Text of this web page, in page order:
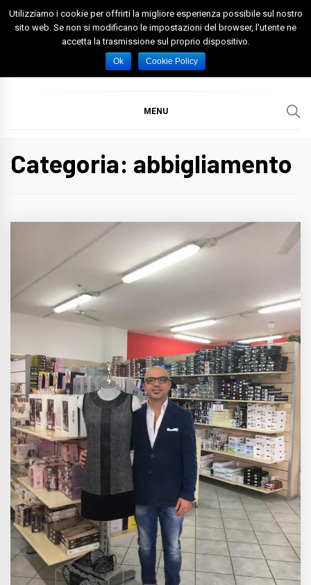
Skip
Spazio Foggia
Foggia News Calcio Eventi e Attività nella Capitanata
MENU
Categoria: abbigliamento
Utilizziamo i cookie per offrirti la migliore esperienza possibile sul nostro
sito web. Se non si modificano le impostazioni del browser, l'utente ne
accetta la trasmissione sul proprio dispositivo.
Ok Cookie Policy